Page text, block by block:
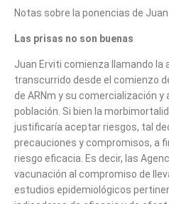
Notas sobre la ponencias de
Las prisas no son buenas
Juan Erviti comienza llamando
transcurrido desde el comienzo
de ARNm y su comercialización
población. Si bien la
justificaría aceptar riesgos, tal
precauciones y compromisos, a
riesgo eficacia. Es decir, las
vacunación al compromiso de
estudios epidemiológicos